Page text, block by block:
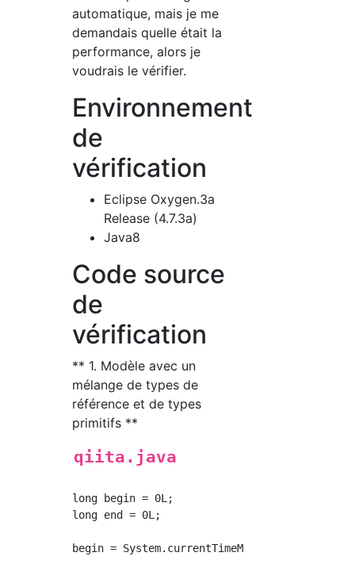
automatique, mais je me
demandais quelle était la
performance, alors je
voudrais le vérifier.
Environnement
de
vérification
Eclipse Oxygen.3a
Release (4.7.3a)
Java8
Code source
de
vérification
** 1. Modèle avec un
mélange de types de
référence et de types
primitifs **
qiita.java
long begin = 0L;
long end = 0L;
begin = System.currentTimeMillis();